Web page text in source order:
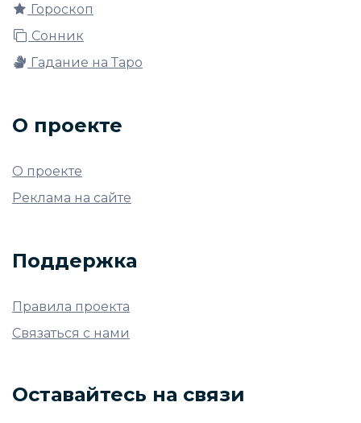
Гороскоп
Сонник
Гадание на Таро
О проекте
О проекте
Реклама на сайте
Поддержка
Правила проекта
Связаться с нами
Оставайтесь на связи